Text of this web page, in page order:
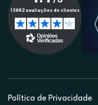
Política de Privacidade